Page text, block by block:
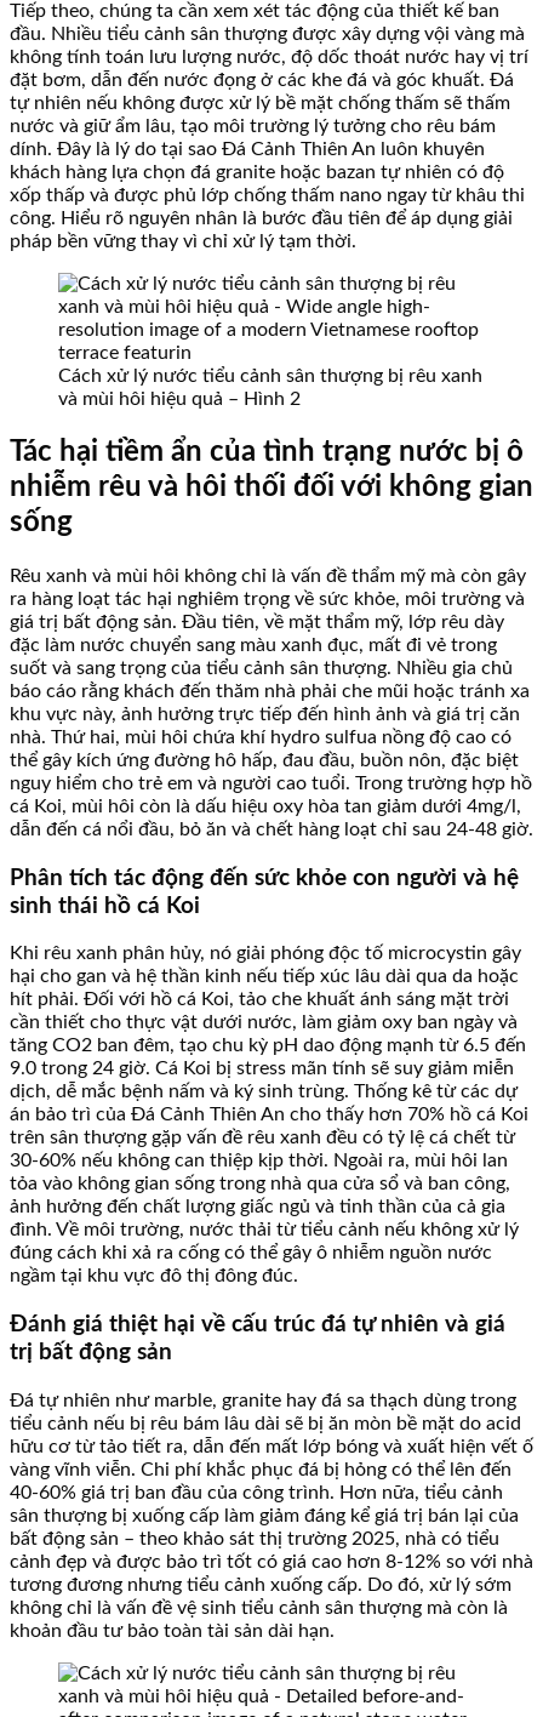
Tiếp theo, chúng ta cần xem xét tác động của thiết kế ban
đầu. Nhiều tiểu cảnh sân thượng được xây dựng vội vàng mà
không tính toán lưu lượng nước, độ dốc thoát nước hay vị trí
đặt bơm, dẫn đến nước đọng ở các khe đá và góc khuất. Đá
tự nhiên nếu không được xử lý bề mặt chống thấm sẽ thấm
nước và giữ ẩm lâu, tạo môi trường lý tưởng cho rêu bám
dính. Đây là lý do tại sao Đá Cảnh Thiên An luôn khuyên
khách hàng lựa chọn đá granite hoặc bazan tự nhiên có độ
xốp thấp và được phủ lớp chống thấm nano ngay từ khâu thi
công. Hiểu rõ nguyên nhân là bước đầu tiên để áp dụng giải
pháp bền vững thay vì chỉ xử lý tạm thời.
Cách xử lý nước tiểu cảnh sân thượng bị rêu xanh
và mùi hôi hiệu quả – Hình 2
Tác hại tiềm ẩn của tình trạng nước bị ô
nhiễm rêu và hôi thối đối với không gian
sống
Rêu xanh và mùi hôi không chỉ là vấn đề thẩm mỹ mà còn gây
ra hàng loạt tác hại nghiêm trọng về sức khỏe, môi trường và
giá trị bất động sản. Đầu tiên, về mặt thẩm mỹ, lớp rêu dày
đặc làm nước chuyển sang màu xanh đục, mất đi vẻ trong
suốt và sang trọng của tiểu cảnh sân thượng. Nhiều gia chủ
báo cáo rằng khách đến thăm nhà phải che mũi hoặc tránh xa
khu vực này, ảnh hưởng trực tiếp đến hình ảnh và giá trị căn
nhà. Thứ hai, mùi hôi chứa khí hydro sulfua nồng độ cao có
thể gây kích ứng đường hô hấp, đau đầu, buồn nôn, đặc biệt
nguy hiểm cho trẻ em và người cao tuổi. Trong trường hợp hồ
cá Koi, mùi hôi còn là dấu hiệu oxy hòa tan giảm dưới 4mg/l,
dẫn đến cá nổi đầu, bỏ ăn và chết hàng loạt chỉ sau 24-48 giờ.
Phân tích tác động đến sức khỏe con người và hệ
sinh thái hồ cá Koi
Khi rêu xanh phân hủy, nó giải phóng độc tố microcystin gây
hại cho gan và hệ thần kinh nếu tiếp xúc lâu dài qua da hoặc
hít phải. Đối với hồ cá Koi, tảo che khuất ánh sáng mặt trời
cần thiết cho thực vật dưới nước, làm giảm oxy ban ngày và
tăng CO2 ban đêm, tạo chu kỳ pH dao động mạnh từ 6.5 đến
9.0 trong 24 giờ. Cá Koi bị stress mãn tính sẽ suy giảm miễn
dịch, dễ mắc bệnh nấm và ký sinh trùng. Thống kê từ các dự
án bảo trì của Đá Cảnh Thiên An cho thấy hơn 70% hồ cá Koi
trên sân thượng gặp vấn đề rêu xanh đều có tỷ lệ cá chết từ
30-60% nếu không can thiệp kịp thời. Ngoài ra, mùi hôi lan
tỏa vào không gian sống trong nhà qua cửa sổ và ban công,
ảnh hưởng đến chất lượng giấc ngủ và tinh thần của cả gia
đình. Về môi trường, nước thải từ tiểu cảnh nếu không xử lý
đúng cách khi xả ra cống có thể gây ô nhiễm nguồn nước
ngầm tại khu vực đô thị đông đúc.
Đánh giá thiệt hại về cấu trúc đá tự nhiên và giá
trị bất động sản
Đá tự nhiên như marble, granite hay đá sa thạch dùng trong
tiểu cảnh nếu bị rêu bám lâu dài sẽ bị ăn mòn bề mặt do acid
hữu cơ từ tảo tiết ra, dẫn đến mất lớp bóng và xuất hiện vết ố
vàng vĩnh viễn. Chi phí khắc phục đá bị hỏng có thể lên đến
40-60% giá trị ban đầu của công trình. Hơn nữa, tiểu cảnh
sân thượng bị xuống cấp làm giảm đáng kể giá trị bán lại của
bất động sản – theo khảo sát thị trường 2025, nhà có tiểu
cảnh đẹp và được bảo trì tốt có giá cao hơn 8-12% so với nhà
tương đương nhưng tiểu cảnh xuống cấp. Do đó, xử lý sớm
không chỉ là vấn đề vệ sinh tiểu cảnh sân thượng mà còn là
khoản đầu tư bảo toàn tài sản dài hạn.